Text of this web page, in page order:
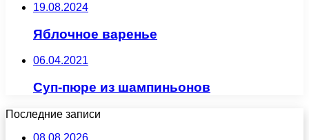
19.08.2024
Яблочное варенье
06.04.2021
Суп-пюре из шампиньонов
Последние записи
08.08.2026